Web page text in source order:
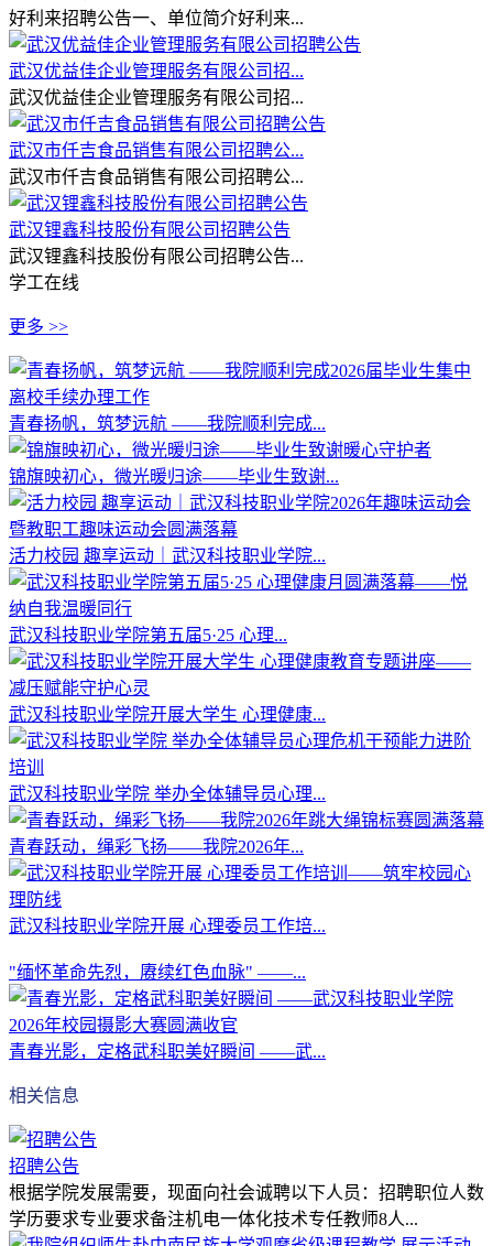
好利来招聘公告一、单位简介好利来...
武汉优益佳企业管理服务有限公司招...
武汉优益佳企业管理服务有限公司招...
武汉市仟吉食品销售有限公司招聘公...
武汉市仟吉食品销售有限公司招聘公...
武汉锂鑫科技股份有限公司招聘公告
武汉锂鑫科技股份有限公司招聘公告...
学工在线
更多 >>
青春扬帆，筑梦远航 ——我院顺利完成...
锦旗映初心，微光暖归途——毕业生致谢...
活力校园 趣享运动｜武汉科技职业学院...
武汉科技职业学院第五届5·25 心理...
武汉科技职业学院开展大学生 心理健康...
武汉科技职业学院 举办全体辅导员心理...
青春跃动，绳彩飞扬——我院2026年...
武汉科技职业学院开展 心理委员工作培...
"缅怀革命先烈，赓续红色血脉" ——...
青春光影，定格武科职美好瞬间 ——武...
相关信息
招聘公告
根据学院发展需要，现面向社会诚聘以下人员：招聘职位人数
学历要求专业要求备注机电一体化技术专任教师8人...